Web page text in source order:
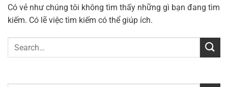
Có vẻ như chúng tôi không tìm thấy những gì bạn đang tìm
kiếm. Có lẽ việc tìm kiếm có thể giúp ích.